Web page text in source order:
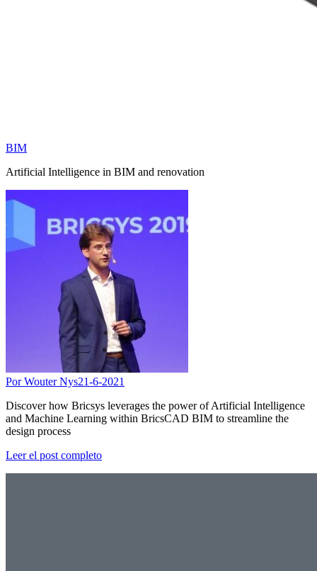
BIM
Artificial Intelligence in BIM and renovation
Por Wouter Nys21-6-2021
Discover how Bricsys leverages the power of Artificial Intelligence
and Machine Learning within BricsCAD BIM to streamline the
design process
Leer el post completo